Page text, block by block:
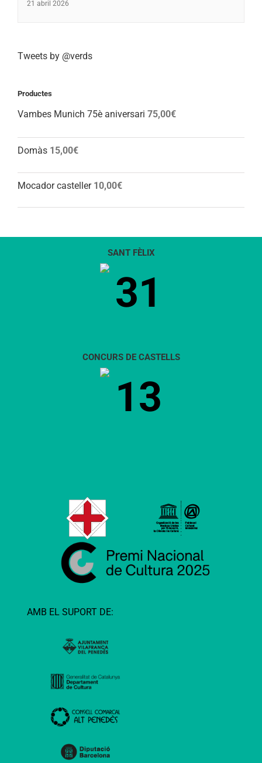
21 abril 2026
Tweets by @verds
Productes
Vambes Munich 75è aniversari 75,00€
Domàs 15,00€
Mocador casteller 10,00€
SANT FÈLIX
31
CONCURS DE CASTELLS
13
AMB EL SUPORT DE: